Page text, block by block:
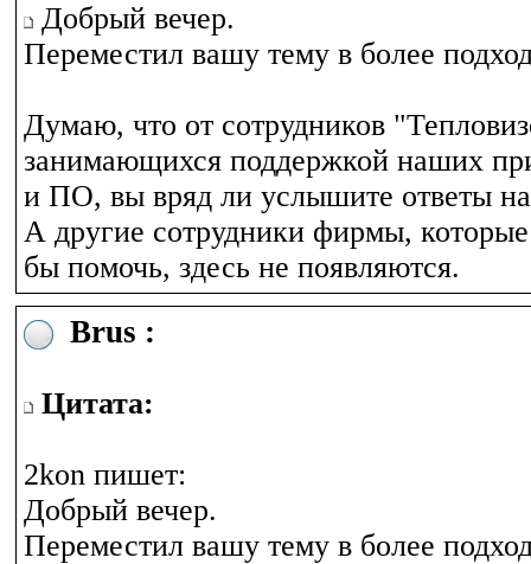
Добрый вечер.
Переместил вашу тему в более
Думаю, что от сотрудников
занимающихся поддержкой наших
и ПО, вы вряд ли услышите ответы
А другие сотрудники фирмы,
бы помочь, здесь не появляются.
Brus :
Цитата:
2kon пишет:
Добрый вечер.
Переместил вашу тему в более